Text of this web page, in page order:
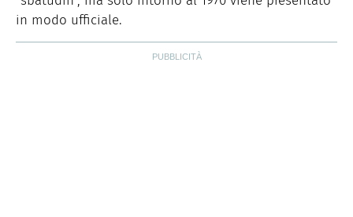
in modo ufficiale.